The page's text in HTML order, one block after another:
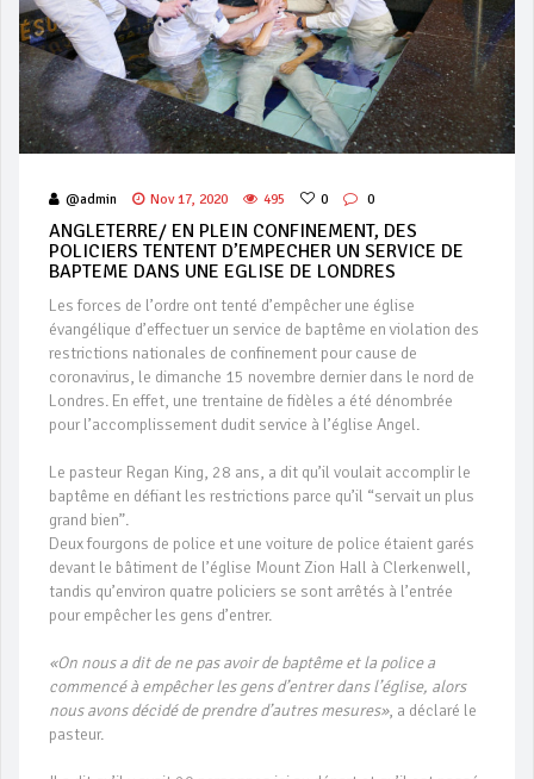
@admin Nov 17, 2020 495 0 0
ANGLETERRE/ EN PLEIN CONFINEMENT, DES
POLICIERS TENTENT D’EMPECHER UN SERVICE DE
BAPTEME DANS UNE EGLISE DE LONDRES
Les forces de l’ordre ont tenté d’empêcher une église
évangélique d’effectuer un service de baptême en violation des
restrictions nationales de confinement pour cause de
coronavirus, le dimanche 15 novembre dernier dans le nord de
Londres. En effet, une trentaine de fidèles a été dénombrée
pour l’accomplissement dudit service à l’église Angel.
Le pasteur Regan King, 28 ans, a dit qu’il voulait accomplir le
baptême en défiant les restrictions parce qu’il “servait un plus
grand bien”.
Deux fourgons de police et une voiture de police étaient garés
devant le bâtiment de l’église Mount Zion Hall à Clerkenwell,
tandis qu’environ quatre policiers se sont arrêtés à l’entrée
pour empêcher les gens d’entrer.
«On nous a dit de ne pas avoir de baptême et la police a
commencé à empêcher les gens d’entrer dans l’église, alors
nous avons décidé de prendre d’autres mesures», a déclaré le
pasteur.